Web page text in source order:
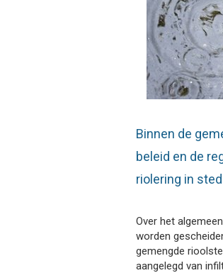
Binnen de
beleid en de
riolering in
Over het
worden
gemengde
aangelegd van